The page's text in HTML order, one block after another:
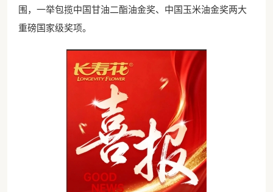
围，一举包揽中国甘油二酯油金奖、中国玉米油金奖两大
重磅国家级奖项。